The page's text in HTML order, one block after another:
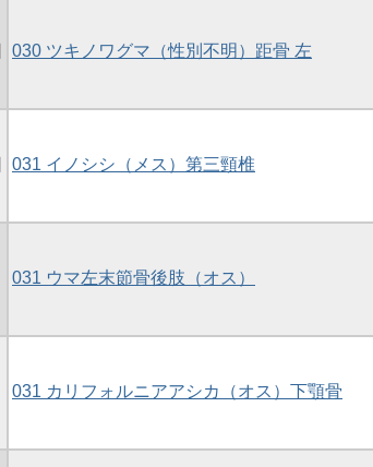
030 ツキノワグマ（性別不明）距骨 左
031 イノシシ（メス）第三頸椎
031 ウマ左末節骨後肢（オス）
031 カリフォルニアアシカ（オス）下顎骨